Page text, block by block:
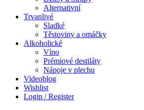
Alternativní
Trvanlivé
Sladké
Těstoviny a omáčky
Alkoholické
Víno
Prémiové destiláty
Nápoje v plechu
Videoblog
Wishlist
Login / Register